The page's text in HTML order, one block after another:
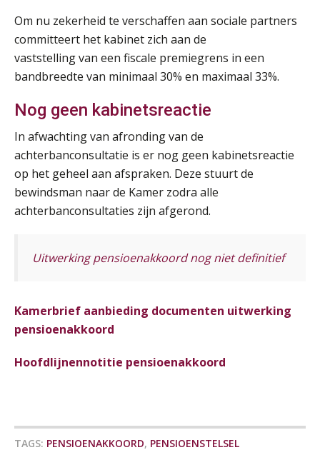
Om nu zekerheid te verschaffen aan sociale partners
committeert het kabinet zich aan de
vaststelling van een fiscale premiegrens in een
bandbreedte van minimaal 30% en maximaal 33%.
Nog geen kabinetsreactie
In afwachting van afronding van de
achterbanconsultatie is er nog geen kabinetsreactie
op het geheel aan afspraken. Deze stuurt de
bewindsman naar de Kamer zodra alle
achterbanconsultaties zijn afgerond.
Uitwerking pensioenakkoord nog niet definitief
Kamerbrief aanbieding documenten uitwerking
pensioenakkoord
Hoofdlijnennotitie pensioenakkoord
TAGS: PENSIOENAKKOORD, PENSIOENSTELSEL
administratie — maar hoe zit het met
die van jouzelf?
SEP
MOCuitgevers
17
SEP
MOCuitgevers
17
SEP
Praktijkdiploma loonadministratie (PDL)
SD Worx
SEP
MOCuitgevers
SEP
MOCuitgevers
24
SEP
MOCuitgevers
SEP
MOCuitgevers